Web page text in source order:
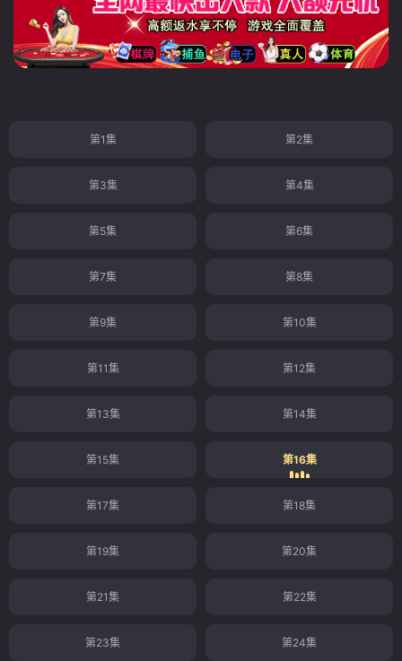
第1集 第2集
第3集 第4集
第5集 第6集
第7集 第8集
第9集 第10集
第11集 第12集
第13集 第14集
第15集 第16集
第17集 第18集
第19集 第20集
第21集 第22集
第23集 第24集